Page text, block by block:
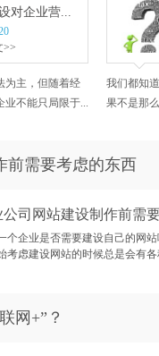
对企业营...
>>
为主，但随着经
业不能只局限于...
我们都知
果不是那
前需要考虑的东西
公司网站建设制作前需
个企业是否需要建设自己的网
考虑建设网站的时候总是会有
网+”？